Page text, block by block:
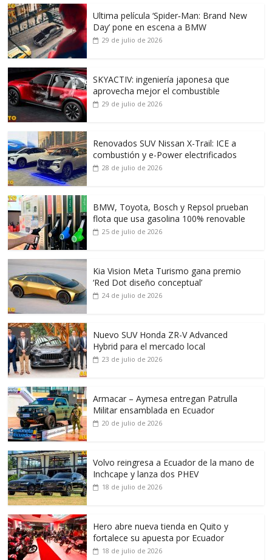
Ultima película ‘Spider‑Man: Brand New
Day’ pone en escena a BMW
29 de julio de 2026
SKYACTIV: ingeniería japonesa que
aprovecha mejor el combustible
29 de julio de 2026
Renovados SUV Nissan X-Trail: ICE a
combustión y e-Power electrificados
28 de julio de 2026
BMW, Toyota, Bosch y Repsol prueban
flota que usa gasolina 100% renovable
25 de julio de 2026
Kia Vision Meta Turismo gana premio
‘Red Dot diseño conceptual’
24 de julio de 2026
Nuevo SUV Honda ZR-V Advanced
Hybrid para el mercado local
23 de julio de 2026
Armacar – Aymesa entregan Patrulla
Militar ensamblada en Ecuador
20 de julio de 2026
Volvo reingresa a Ecuador de la mano de
Inchcape y lanza dos PHEV
18 de julio de 2026
Hero abre nueva tienda en Quito y
fortalece su apuesta por Ecuador
18 de julio de 2026